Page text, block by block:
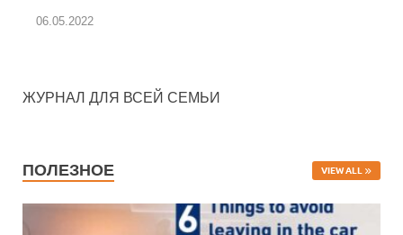
06.05.2022
ЖУРНАЛ ДЛЯ ВСЕЙ СЕМЬИ
ПОЛЕЗНОЕ VIEW ALL